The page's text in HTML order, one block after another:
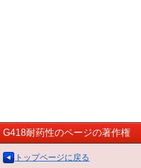
G418耐药性のページの著作権
トップページに戻る